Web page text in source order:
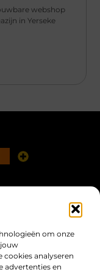
om onze
cookies analyseren
advertenties en
webshop
in Yerseke